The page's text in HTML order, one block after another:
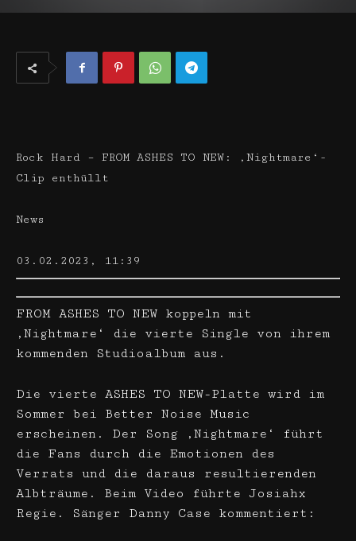
Rock Hard – FROM ASHES TO NEW: ‚Nightmare‘-
Clip enthüllt
News
03.02.2023, 11:39
FROM ASHES TO NEW koppeln mit
‚Nightmare‘ die vierte Single von ihrem
kommenden Studioalbum aus.
Die vierte ASHES TO NEW-Platte wird im
Sommer bei Better Noise Music
erscheinen. Der Song ‚Nightmare‘ führt
die Fans durch die Emotionen des
Verrats und die daraus resultierenden
Albträume. Beim Video führte Josiahx
Regie. Sänger Danny Case kommentiert: